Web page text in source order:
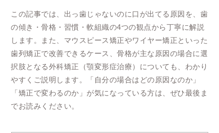
この記事では、出っ歯じゃないのに口が出てる原因を、歯
の傾き・骨格・習慣・軟組織の4つの観点から丁寧に解説
します。また、マウスピース矯正やワイヤー矯正といった
歯列矯正で改善できるケース、骨格が主な原因の場合に選
択肢となる外科矯正（顎変形症治療）についても、わかり
やすくご説明します。「自分の場合はどの原因なのか」
「矯正で変わるのか」が気になっている方は、ぜひ最後ま
でお読みください。